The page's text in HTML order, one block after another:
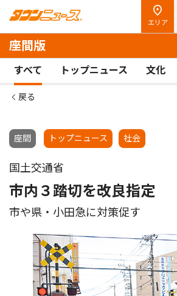
エリア
座間版
すべて トップニュース 文化
戻る
座間 トップニュース 社会
国土交通省
市内３踏切を改良指定
市や県・小田急に対策促す